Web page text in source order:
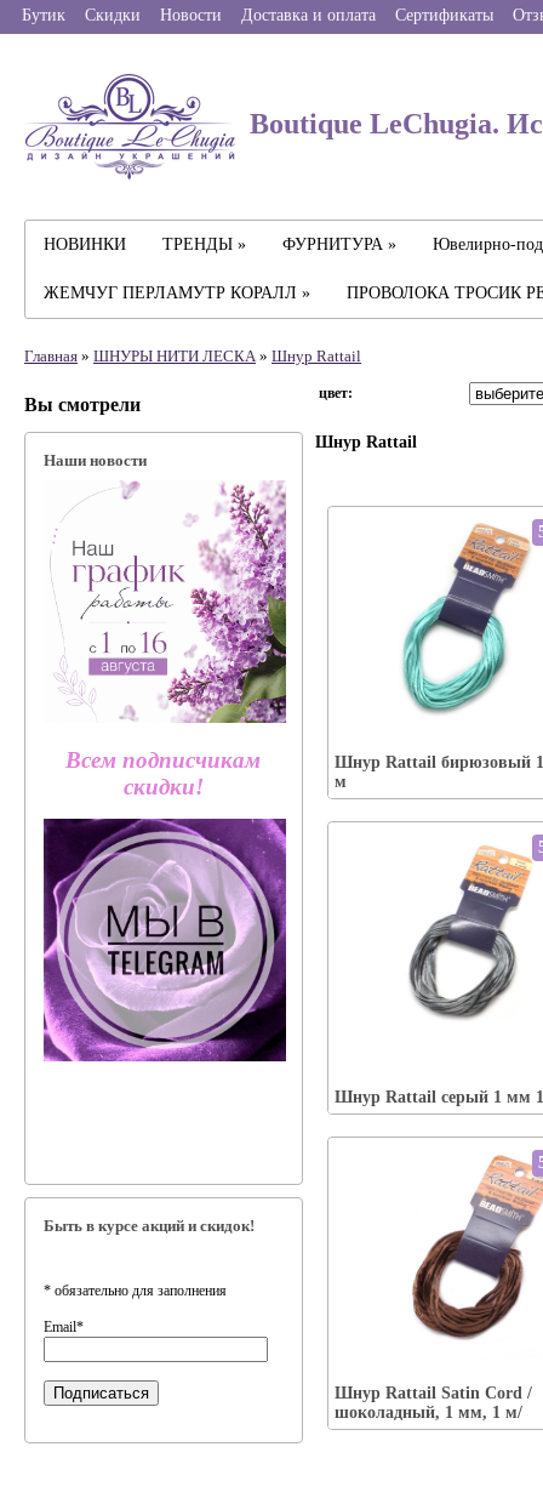
Бутик Скидки Новости Доставка и оплата Сертификаты
Boutique LeChugia.
НОВИНКИ ТРЕНДЫ » ФУРНИТУРА » Ювелирно-
ЖЕМЧУГ ПЕРЛАМУТР КОРАЛЛ » ПРОВОЛОКА ТРОСИК
Главная » ШНУРЫ НИТИ ЛЕСКА» Шнур Rattail
Вы смотрели
Наши новости
Всем подписчикам
скидки!
Быть в курсе акций и скидок!
* обязательно для заполнения
Email*
цвет:
Шнур Rattail
Шнур Rattail бирюзовый
м
В корзину
Шнур Rattail серый 1 мм
Шнур Rattail Satin Cord /
шоколадный, 1 мм, 1 м/
В корзину